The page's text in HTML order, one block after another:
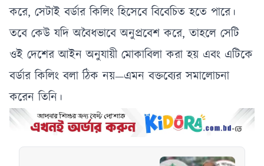
করে, সেটাই বর্ডার কিলিং হিসেবে বিবেচিত হতে পারে।
তবে কেউ যদি অবৈধভাবে অনুপ্রবেশ করে, তাহলে সেটি
ওই দেশের আইন অনুযায়ী মোকাবিলা করা হয় এবং এটিকে
বর্ডার কিলিং বলা ঠিক নয়—এমন বক্তব্যের সমালোচনা
করেন তিনি।